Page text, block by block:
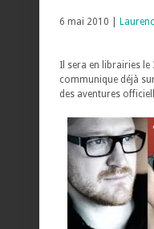
6 mai 2010 |
Il sera en librairies le
communique déjà
des aventures